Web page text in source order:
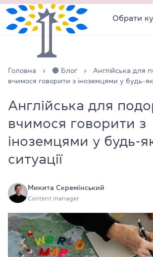
Обрати
Головна 🟠 Блог
Англійська для
вчимося говорити з іноземцями у будь-
Англійська для
вчимося говорити з
іноземцями у будь-
ситуації
Микита Скремінський
Content manager